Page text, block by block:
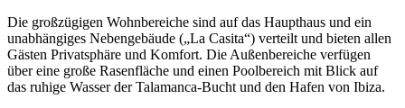
Die großzügigen Wohnbereiche sind auf das Haupthaus und ein
unabhängiges Nebengebäude („La Casita“) verteilt und bieten allen
Gästen Privatsphäre und Komfort. Die Außenbereiche verfügen
über eine große Rasenfläche und einen Poolbereich mit Blick auf
das ruhige Wasser der Talamanca-Bucht und den Hafen von Ibiza.